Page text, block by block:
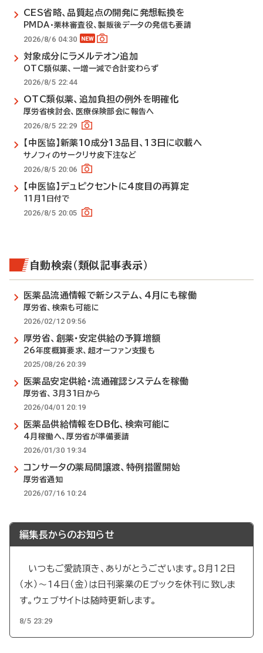
CES省略、品質起点の開発に発想転換を
PMDA・栗林審査役、製販後データの発信も要請
2026/8/6 04:30
対象成分にラメルテオン追加
OTC類似薬、一増一減で合計変わらず
2026/8/5 22:44
OTC類似薬、追加負担の例外を明確化
厚労省検討会、医療保険部会に報告へ
2026/8/5 22:29
【中医協】新薬10成分13品目、13日に収載へ
サノフィのサークリサ皮下注など
2026/8/5 20:06
【中医協】デュピクセントに4度目の再算定
11月1日付で
2026/8/5 20:05
自動検索（類似記事表示）
医薬品流通情報で新システム、4月にも稼働
厚労省、検索も可能に
2026/02/12 09:56
厚労省、創薬・安定供給の予算増額
26年度概算要求、超オーファン支援も
2025/08/26 20:39
医薬品安定供給・流通確認システムを稼働
厚労省、3月31日から
2026/04/01 20:19
医薬品供給情報をDB化、検索可能に
4月稼働へ、厚労省が準備要請
2026/01/30 19:34
コンサータの薬局間譲渡、特例措置開始
厚労省通知
2026/07/16 10:24
編集長からのお知らせ
いつもご愛読頂き、ありがとうございます。8月12日
（水）～14日（金）は日刊薬業のEブックを休刊に致しま
す。ウェブサイトは随時更新します。
8/5 23:29